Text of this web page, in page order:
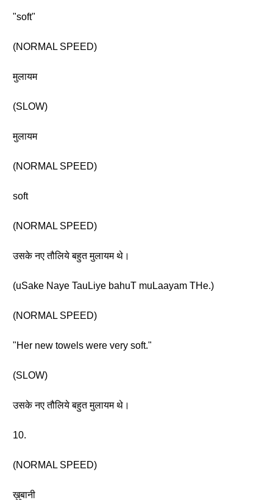
"soft"
(NORMAL SPEED)
मुलायम
(SLOW)
मुलायम
(NORMAL SPEED)
soft
(NORMAL SPEED)
उसके नए तौलिये बहुत मुलायम थे।
(uSake Naye TauLiye bahuT muLaayam THe.)
(NORMAL SPEED)
"Her new towels were very soft."
(SLOW)
उसके नए तौलिये बहुत मुलायम थे।
10.
(NORMAL SPEED)
ख़ुबानी